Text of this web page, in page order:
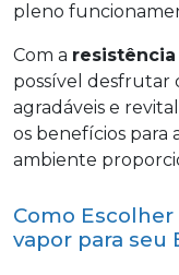
pleno
Com a resistência
possível desfrutar
agradáveis e
os benefícios para
ambiente
Como
vapor para seu